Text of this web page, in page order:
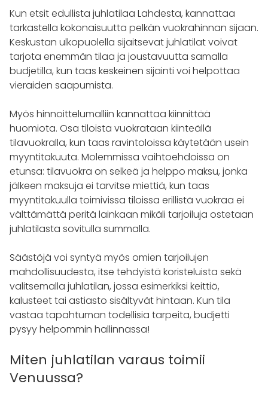
Kun etsit edullista juhlatilaa Lahdesta, kannattaa
tarkastella kokonaisuutta pelkän vuokrahinnan sijaan.
Keskustan ulkopuolella sijaitsevat juhlatilat voivat
tarjota enemmän tilaa ja joustavuutta samalla
budjetilla, kun taas keskeinen sijainti voi helpottaa
vieraiden saapumista.
Myös hinnoittelumalliin kannattaa kiinnittää
huomiota. Osa tiloista vuokrataan kiinteällä
tilavuokralla, kun taas ravintoloissa käytetään usein
myyntitakuuta. Molemmissa vaihtoehdoissa on
etunsa: tilavuokra on selkeä ja helppo maksu, jonka
jälkeen maksuja ei tarvitse miettiä, kun taas
myyntitakuulla toimivissa tiloissa erillistä vuokraa ei
välttämättä peritä lainkaan mikäli tarjoiluja ostetaan
juhlatilasta sovitulla summalla.
Säästöjä voi syntyä myös omien tarjoilujen
mahdollisuudesta, itse tehdyistä koristeluista sekä
valitsemalla juhlatilan, jossa esimerkiksi keittiö,
kalusteet tai astiasto sisältyvät hintaan. Kun tila
vastaa tapahtuman todellisia tarpeita, budjetti
pysyy helpommin hallinnassa!
Miten juhlatilan varaus toimii
Venuussa?